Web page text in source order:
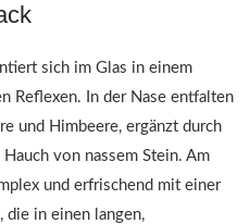
sich im Glas in einem
Reflexen. In der Nase entfalten
und Himbeere, ergänzt durch
von nassem Stein. Am
und erfrischend mit einer
die in einen langen,